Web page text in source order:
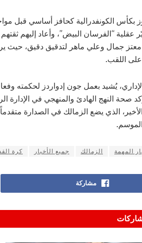
بكأس الكونفدرالية كحافز أساسي قبل
عقلية “الفرسان البيض”، وأعاد إليهم
معتز جمال وعلي ماهر لتدقيق دقيق، حيث
اللقب.
يُشيد بعمل جون إدواردز لحكمته
صحة النهج الهادئ والمنهجي في الإدارة
الذي يضع الزمالك في الصدارة
المهمة الزمالك جميع الأخبار كرة
مشاركة